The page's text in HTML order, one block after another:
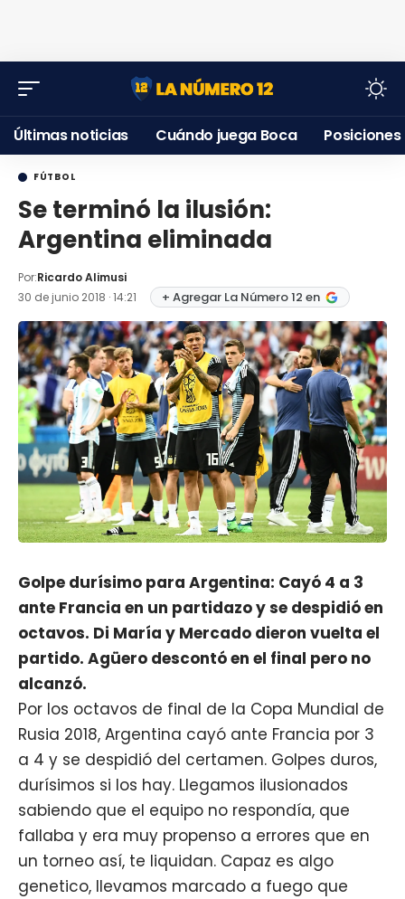
Últimas noticias Cuándo juega Boca Posiciones
FÚTBOL
Se terminó la ilusión:
Argentina eliminada
Por:Ricardo Alimusi
30 de junio 2018 · 14:21
+ Agregar La Número 12 en
Golpe durísimo para Argentina: Cayó 4 a 3
ante Francia en un partidazo y se despidió en
octavos. Di María y Mercado dieron vuelta el
partido. Agüero descontó en el final pero no
alcanzó.
Por los octavos de final de la Copa Mundial de
Rusia 2018, Argentina cayó ante Francia por 3
a 4 y se despidió del certamen. Golpes duros,
durísimos si los hay. Llegamos ilusionados
sabiendo que el equipo no respondía, que
fallaba y era muy propenso a errores que en
un torneo así, te liquidan. Capaz es algo
genetico, llevamos marcado a fuego que